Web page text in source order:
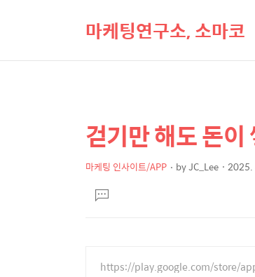
마케팅연구소, 소마코
상
세
컨
텐
본
문
제
걷기만 해도 돈이
마케팅 인사이트/APP byJC_Lee 2025.
문댓
글
https://play.google.com/store/